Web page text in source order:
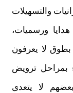
والتسهيلات
ورسميات،
لا يعرفون
بمراحل ترويض
لا يتعدى